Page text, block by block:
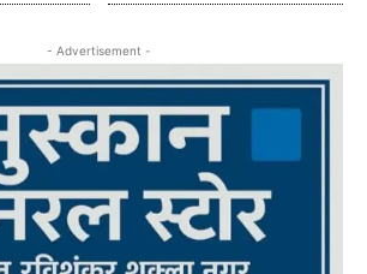
- Advertisement -